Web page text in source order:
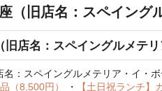
（旧店名：スペイン
旧店名：スペイングルメテ
名：スペイングルメテリア・イ・
（8,500円）
・
【土日祝ランチ